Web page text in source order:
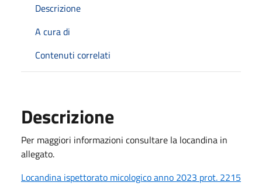
Descrizione
A cura di
Contenuti correlati
Descrizione
Per maggiori informazioni consultare la locandina in
allegato.
Locandina ispettorato micologico anno 2023 prot. 2215